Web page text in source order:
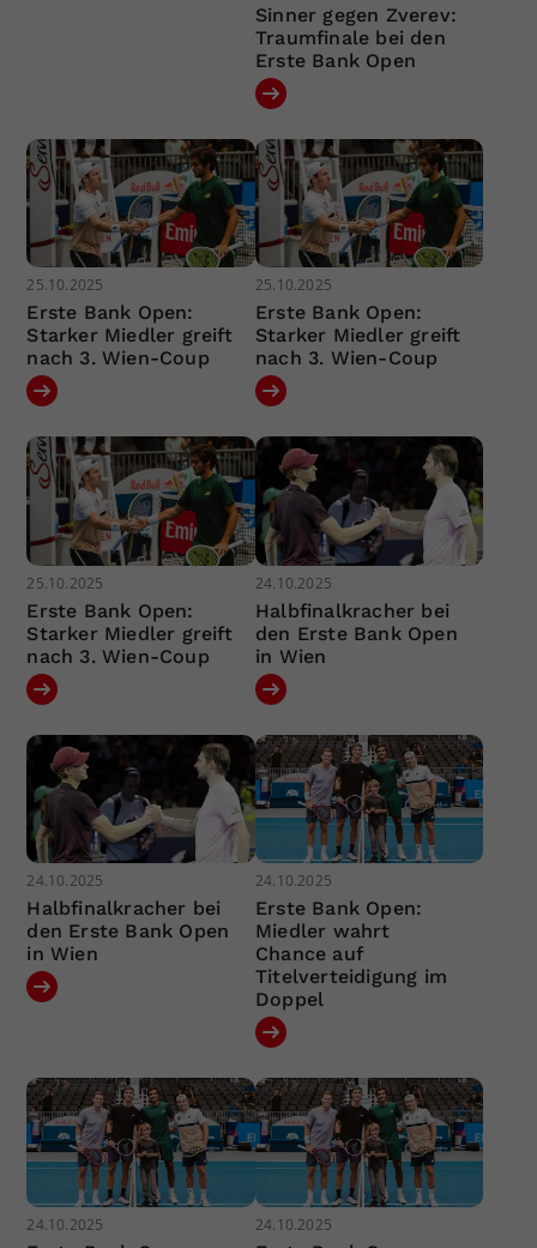
Sinner gegen Zverev:
Traumfinale bei den
Erste Bank Open
25.10.2025
Erste Bank Open:
Starker Miedler greift
nach 3. Wien-Coup
25.10.2025
Erste Bank Open:
Starker Miedler greift
nach 3. Wien-Coup
25.10.2025
Erste Bank Open:
Starker Miedler greift
nach 3. Wien-Coup
24.10.2025
Halbfinalkracher bei
den Erste Bank Open
in Wien
24.10.2025
Halbfinalkracher bei
den Erste Bank Open
in Wien
24.10.2025
Erste Bank Open:
Miedler wahrt
Chance auf
Titelverteidigung im
Doppel
24.10.2025 24.10.2025